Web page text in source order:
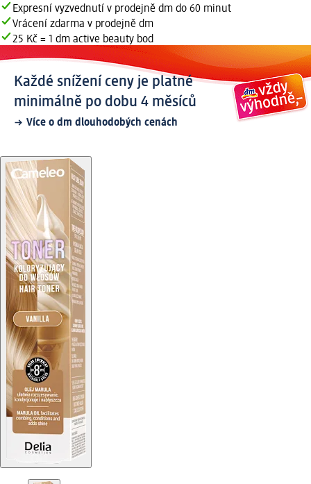
Expresní vyzvednutí v prodejně dm do 60 minut
Vrácení zdarma v prodejně dm
25 Kč = 1 dm active beauty bod
Každé snížení ceny je platné
minimálně po dobu 4 měsíců
Více o dm dlouhodobých cenách